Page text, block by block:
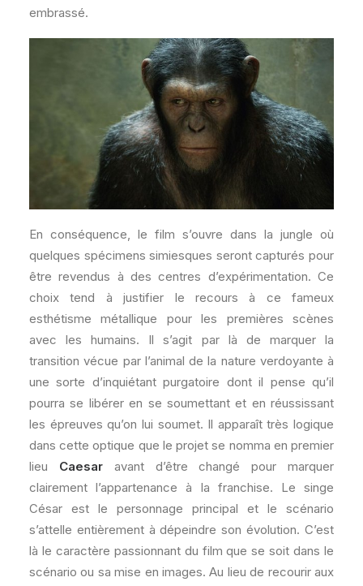
embrassé.
En conséquence, le film s’ouvre dans la jungle où
quelques spécimens simiesques seront capturés pour
être revendus à des centres d’expérimentation. Ce
choix tend à justifier le recours à ce fameux
esthétisme métallique pour les premières scènes
avec les humains. Il s’agit par là de marquer la
transition vécue par l’animal de la nature verdoyante à
une sorte d’inquiétant purgatoire dont il pense qu’il
pourra se libérer en se soumettant et en réussissant
les épreuves qu’on lui soumet. Il apparaît très logique
dans cette optique que le projet se nomma en premier
lieu Caesaravant d’être changé pour marquer
clairement l’appartenance à la franchise. Le singe
César est le personnage principal et le scénario
s’attelle entièrement à dépeindre son évolution. C’est
là le caractère passionnant du film que se soit dans le
scénario ou sa mise en images. Au lieu de recourir aux